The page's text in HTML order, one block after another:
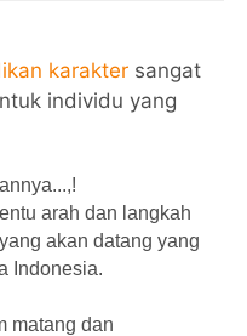
karakter sangat
individu yang
arah dan langkah
akan datang yang
Indonesia.
matang dan